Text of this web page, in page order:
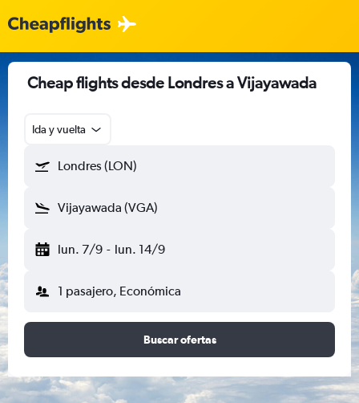
Cheap flights desde Londres a Vijayawada
Ida y vuelta
Londres (LON)
Vijayawada (VGA)
lun. 7/9 - lun. 14/9
1 pasajero, Económica
Buscar ofertas